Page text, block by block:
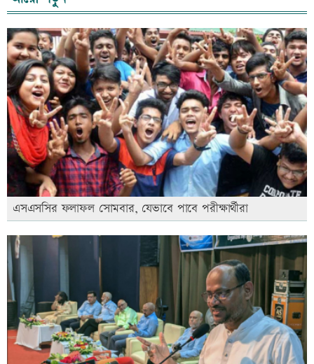
এসএসসির ফলাফল সোমবার, যেভাবে পাবে পরীক্ষার্থীরা